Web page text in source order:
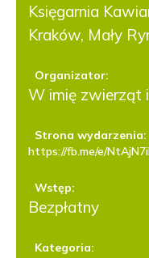
Księgarnia
Kraków, Mały
Organizator:
W imię zwierząt
Strona wydarzenia:
https://fb.me/e/
Wstęp:
Bezpłatny
Kategoria: